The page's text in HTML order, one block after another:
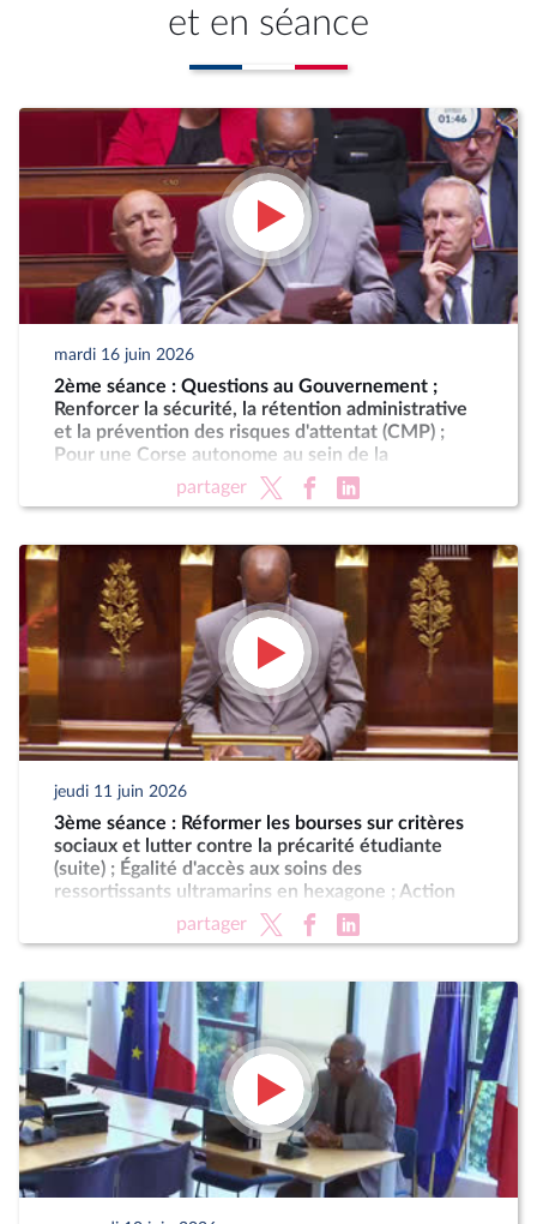
et en séance
mardi 16 juin 2026
2ème séance : Questions au Gouvernement ;
Renforcer la sécurité, la rétention administrative
et la prévention des risques d'attentat (CMP) ;
Pour une Corse autonome au sein de la
partager
jeudi 11 juin 2026
3ème séance : Réformer les bourses sur critères
sociaux et lutter contre la précarité étudiante
(suite) ; Égalité d'accès aux soins des
ressortissants ultramarins en hexagone ; Action
résolue de la France contre le blocus imposé au
partager